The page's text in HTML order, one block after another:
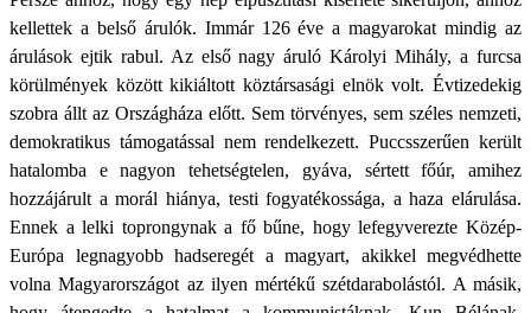
kellettek a belső árulók. Immár 126 éve a magyarokat mindig az
árulások ejtik rabul. Az első nagy áruló Károlyi Mihály, a furcsa
körülmények között kikiáltott köztársasági elnök volt. Évtizedekig
szobra állt az Országháza előtt. Sem törvényes, sem széles nemzeti,
demokratikus támogatással nem rendelkezett. Puccsszerűen került
hatalomba e nagyon tehetségtelen, gyáva, sértett főúr, amihez
hozzájárult a morál hiánya, testi fogyatékossága, a haza elárulása.
Ennek a lelki toprongynak a fő bűne, hogy lefegyverezte Közép-
Európa legnagyobb hadseregét a magyart, akikkel megvédhette
volna Magyarországot az ilyen mértékű szétdarabolástól. A másik,